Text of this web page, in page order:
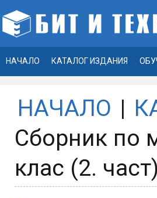
НАЧАЛО КАТАЛОГ ИЗДАНИЯ
НАЧАЛО |
Сборник по
клас (2. част)